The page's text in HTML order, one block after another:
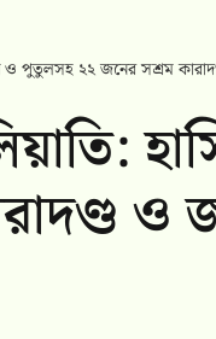
ও পুতুলসহ ২২ জনের সশ্রম
ও